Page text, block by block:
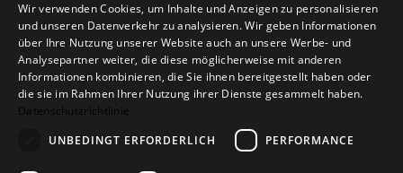
Wir verwenden Cookies, um Inhalte und Anzeigen zu personalisieren
und unseren Datenverkehr zu analysieren. Wir geben Informationen
über Ihre Nutzung unserer Website auch an unsere Werbe- und
Analysepartner weiter, die diese möglicherweise mit anderen
Informationen kombinieren, die Sie ihnen bereitgestellt haben oder
die sie im Rahmen Ihrer Nutzung ihrer Dienste gesammelt haben.
Datenschutzrichtlinie
UNBEDINGT ERFORDERLICH
PERFORMANCE